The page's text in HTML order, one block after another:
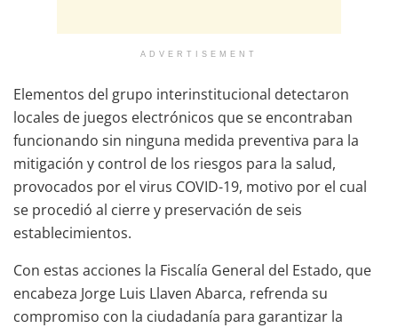
ADVERTISEMENT
Elementos del grupo interinstitucional detectaron
locales de juegos electrónicos que se encontraban
funcionando sin ninguna medida preventiva para la
mitigación y control de los riesgos para la salud,
provocados por el virus COVID-19, motivo por el cual
se procedió al cierre y preservación de seis
establecimientos.
Con estas acciones la Fiscalía General del Estado, que
encabeza Jorge Luis Llaven Abarca, refrenda su
compromiso con la ciudadanía para garantizar la